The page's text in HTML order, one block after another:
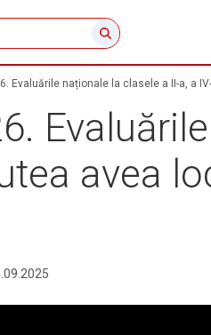
Evaluările naționale la clasele a II-a, a
avea